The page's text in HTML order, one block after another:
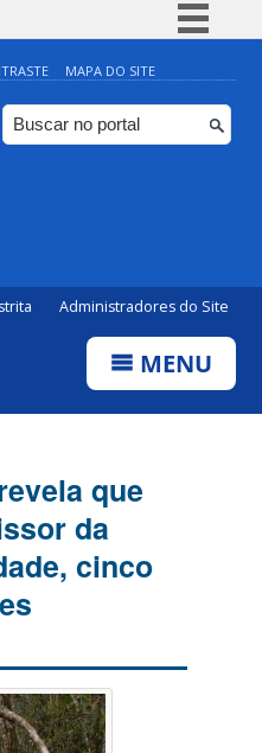
Simplifique!
Comunica BR
Participe
MAPA DO SITE
Administradores do Site
MENU
que
da
cinco